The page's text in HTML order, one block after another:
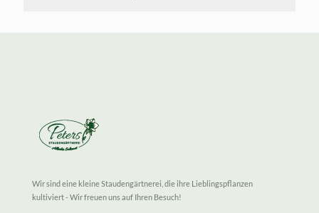
Wir sind eine kleine Staudengärtnerei, die ihre Lieblingspflanzen
kultiviert - Wir freuen uns auf Ihren Besuch!